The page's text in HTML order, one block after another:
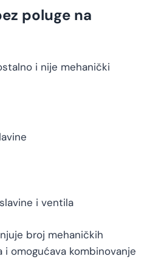
poluge na
i nije mehanički
i ventila
broj mehaničkih
omogućava kombinovanje